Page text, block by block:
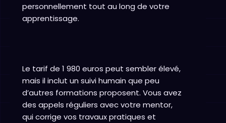
personnellement tout au long de votre
apprentissage.
Le tarif de 1 980 euros peut sembler élevé,
mais il inclut un suivi humain que peu
d’autres formations proposent. Vous avez
des appels réguliers avec votre mentor,
qui corrige vos travaux pratiques et